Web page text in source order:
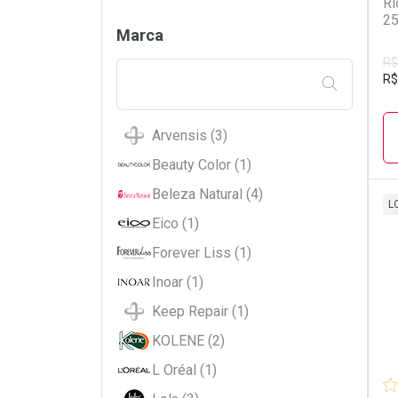
R$
Filtros
Marca
FILTRAR
Arvensis (3)
Beauty Color (1)
Beleza Natural (4)
Eico (1)
Forever Liss (1)
Inoar (1)
Keep Repair (1)
KOLENE (2)
L Oréal (1)